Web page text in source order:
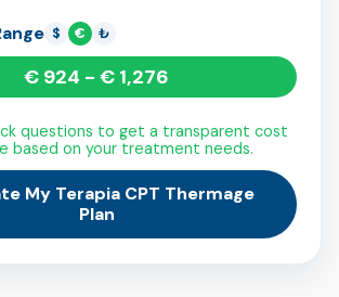
$ € ₺
€ 924 - € 1,276
questions to get a transparent cost
based on your treatment needs.
My Terapia CPT Thermage
Plan